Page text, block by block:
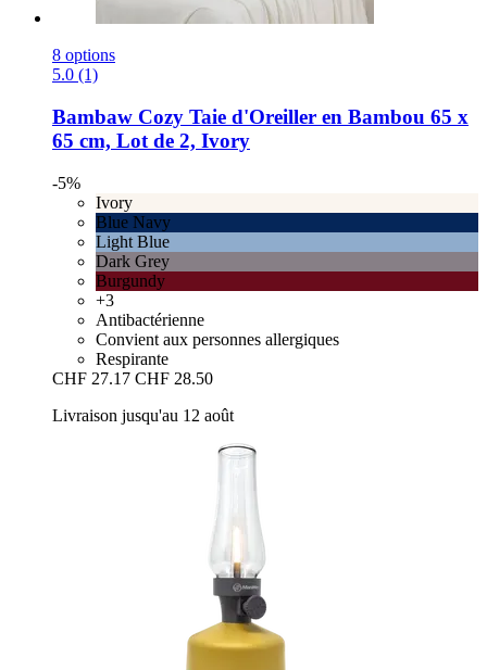
8 options
5.0 (1)
Bambaw Cozy Taie d'Oreiller en Bambou 65 x
65 cm, Lot de 2, Ivory
-5%
Ivory
Blue Navy
Light Blue
Dark Grey
Burgundy
+3
Antibactérienne
Convient aux personnes allergiques
Respirante
CHF 27.17 CHF 28.50
Livraison jusqu'au 12 août